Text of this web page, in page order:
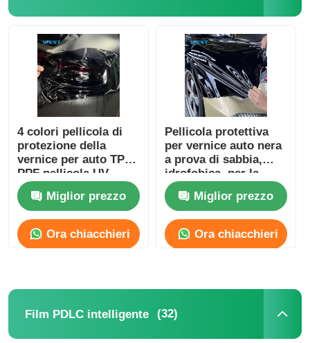
4 colori pellicola di
protezione della
vernice per auto TPU
PPF pellicola UV
Proof per lampada
per auto adesivo forte
Miglior prezzo
Ora chiacchieri
Pellicola protettiva
per vernice auto nera
a prova di sabbia,
idrofobica, per la
protezione del veicolo
Miglior prezzo
Ora chiacchieri
Film PDLC intelligente (32)